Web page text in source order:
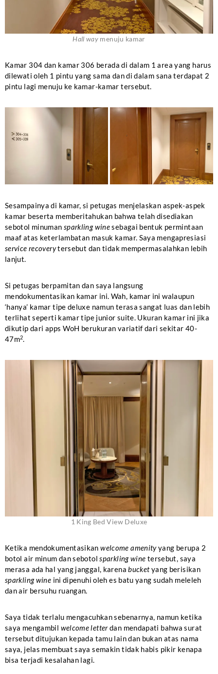
Hall way menuju kamar
Kamar 304 dan kamar 306 berada di dalam 1 area yang harus
dilewati oleh 1 pintu yang sama dan di dalam sana terdapat 2
pintu lagi menuju ke kamar-kamar tersebut.
Sesampainya di kamar, si petugas menjelaskan aspek-aspek
kamar beserta memberitahukan bahwa telah disediakan
sebotol minuman sparkling winesebagai bentuk permintaan
maaf atas keterlambatan masuk kamar. Saya mengapresiasi
service recoverytersebut dan tidak mempermasalahkan lebih
lanjut.
Si petugas berpamitan dan saya langsung
mendokumentasikan kamar ini. Wah, kamar ini walaupun
‘hanya’ kamar tipe deluxe namun terasa sangat luas dan lebih
terlihat seperti kamar tipe junior suite. Ukuran kamar ini jika
dikutip dari apps WoH berukuran variatif dari sekitar 40-
47m2.
1 King Bed View Deluxe
Ketika mendokumentasikanwelcome amenityyang berupa 2
botol air minum dan sebotolsparkling wine tersebut, saya
merasa ada hal yang janggal, karenabucketyang berisikan
sparkling wine ini dipenuhi oleh es batu yang sudah meleleh
dan air bersuhu ruangan.
Saya tidak terlalu mengacuhkan sebenarnya, namun ketika
saya mengambil welcome letterdan mendapati bahwa surat
tersebut ditujukan kepada tamu lain dan bukan atas nama
saya, jelas membuat saya semakin tidak habis pikir kenapa
bisa terjadi kesalahan lagi.